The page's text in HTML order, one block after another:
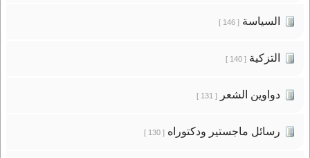
السياسة[ 146 ]
التزكية[ 140 ]
دواوين الشعر[ 131 ]
رسائل ماجستير ودكتوراه[ 130 ]